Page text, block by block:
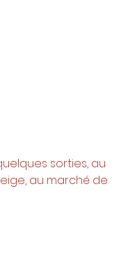
sorties, au
au marché de